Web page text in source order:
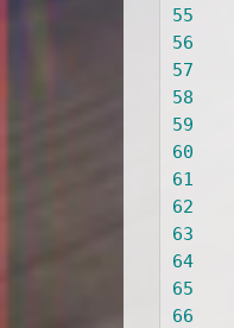
55
56
57
58
59
60
61
62
63
64
65
66